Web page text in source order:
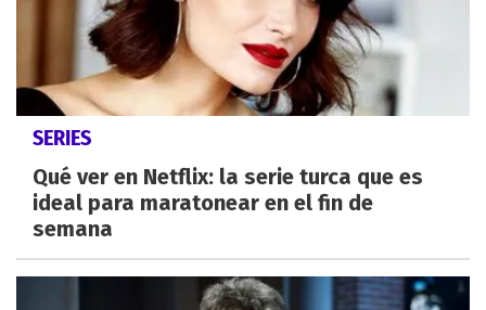
SERIES
Qué ver en Netflix: la serie turca que es
ideal para maratonear en el fin de
semana